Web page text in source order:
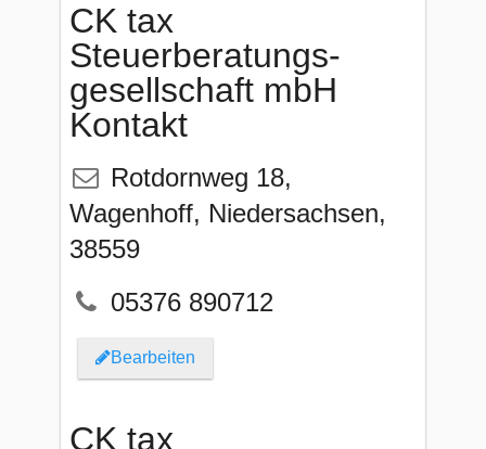
CK tax
Steuerberatungs-
gesellschaft mbH
Kontakt
Rotdornweg 18,
Wagenhoff, Niedersachsen,
38559
05376 890712
Bearbeiten
CK tax